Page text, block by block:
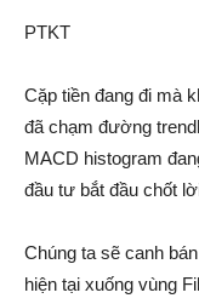
PTKT
Cặp tiền đang đi mà
đã chạm đường
MACD histogram
đầu tư bắt đầu chốt
Chúng ta sẽ canh
hiện tại xuống vùng